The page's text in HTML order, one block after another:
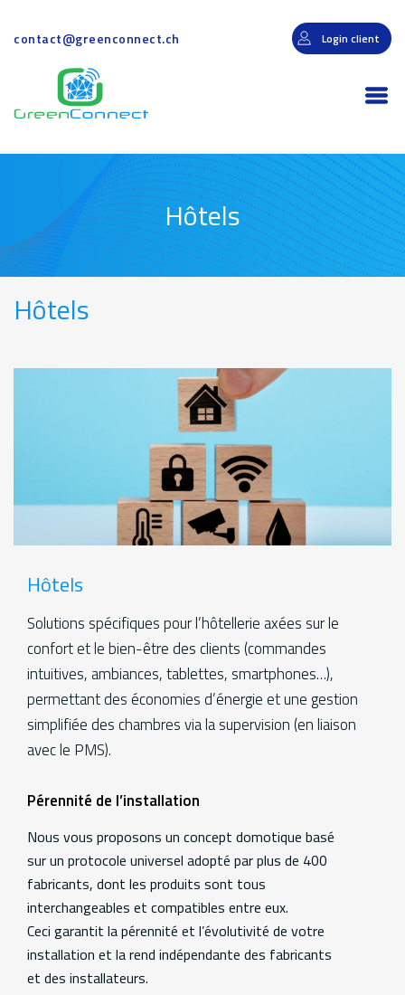
contenu
contact@greenconnect.ch Login client
Hôtels
Hôtels
Hôtels
Solutions spécifiques pour l’hôtellerie axées sur le
confort et le bien-être des clients (commandes
intuitives, ambiances, tablettes, smartphones…),
permettant des économies d’énergie et une gestion
simplifiée des chambres via la supervision (en liaison
avec le PMS).
Services
information
Pérennité de l’installation
Nous vous proposons un concept domotique basé
sur un protocole universel adopté par plus de 400
fabricants, dont les produits sont tous
interchangeables et compatibles entre eux.
Ceci garantit la pérennité et l’évolutivité de votre
installation et la rend indépendante des fabricants
et des installateurs.